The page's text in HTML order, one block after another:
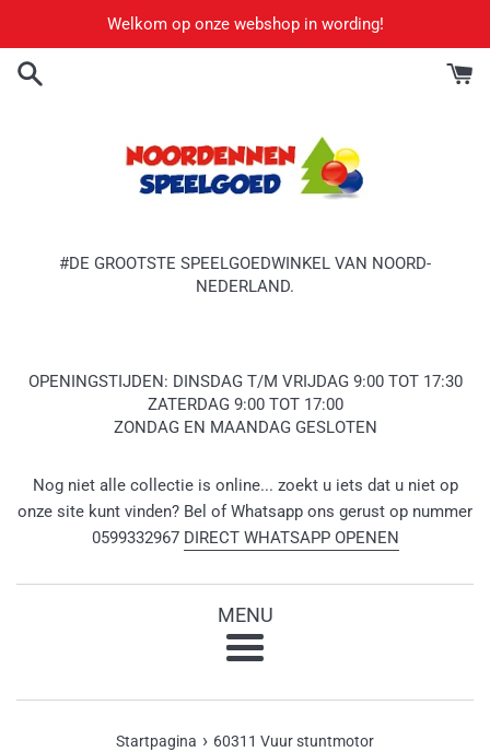
content
Welkom op onze webshop in wording!
#DE GROOTSTE SPEELGOEDWINKEL VAN NOORD-
NEDERLAND.
OPENINGSTIJDEN: DINSDAG T/M VRIJDAG 9:00 TOT 17:30
ZATERDAG 9:00 TOT 17:00
ZONDAG EN MAANDAG GESLOTEN
Nog niet alle collectie is online... zoekt u iets dat u niet op
onze site kunt vinden? Bel of Whatsapp ons gerust op nummer
0599332967 DIRECT WHATSAPP OPENEN
MENU
Startpagina › 60311 Vuur stuntmotor